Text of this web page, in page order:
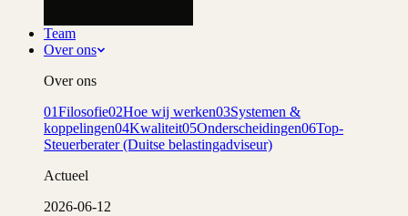
Team
Over ons
Over ons
01Filosofie02Hoe wij werken03Systemen &
koppelingen04Kwaliteit05Onderscheidingen06Top-
Steuerberater (Duitse belastingadviseur)
Actueel
2026-06-12